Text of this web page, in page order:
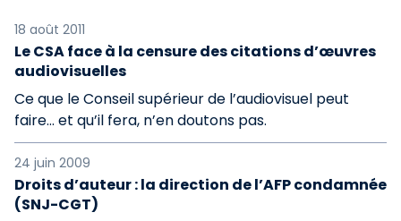
18 août 2011
Le CSA face à la censure des citations d’œuvres
audiovisuelles
Ce que le Conseil supérieur de l’audiovisuel peut
faire… et qu’il fera, n’en doutons pas.
24 juin 2009
Droits d’auteur : la direction de l’AFP condamnée
(SNJ-CGT)